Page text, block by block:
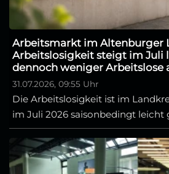
Arbeitsmarkt im Altenburger
Arbeitslosigkeit steigt im Juli
dennoch weniger Arbeitslose
31.07.2026, 09:55 Uhr
Die Arbeitslosigkeit ist im
im Juli 2026 saisonbedingt leicht